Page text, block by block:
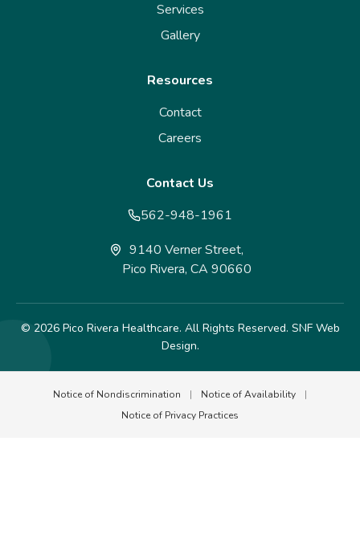
Services
Gallery
Resources
Contact
Careers
Contact Us
562-948-1961
9140 Verner Street,
Pico Rivera, CA 90660
© 2026 Pico Rivera Healthcare. All Rights Reserved. SNF Web
Design.
Notice of Nondiscrimination | Notice of Availability
|
Notice of Privacy Practices